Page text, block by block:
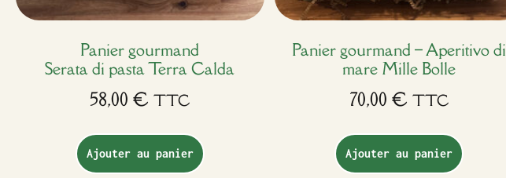
Panier gourmand
Serata di pasta Terra Calda
58,00 € TTC
Ajouter au panier
Panier gourmand – Aperitivo di
mare Mille Bolle
70,00 € TTC
Ajouter au panier